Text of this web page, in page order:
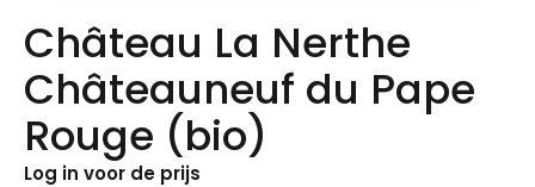
Château La Nerthe
Châteauneuf du Pape
Rouge (bio)
Log in voor de prijs